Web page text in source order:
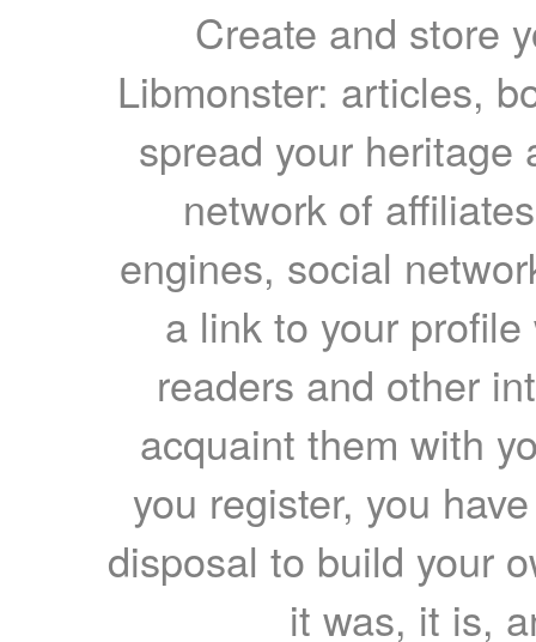
Create and store
Libmonster: articles,
spread your heritage
network of
engines, social
a link to your
readers and other
acquaint them with
you register, you
disposal to build your
it was, it is,